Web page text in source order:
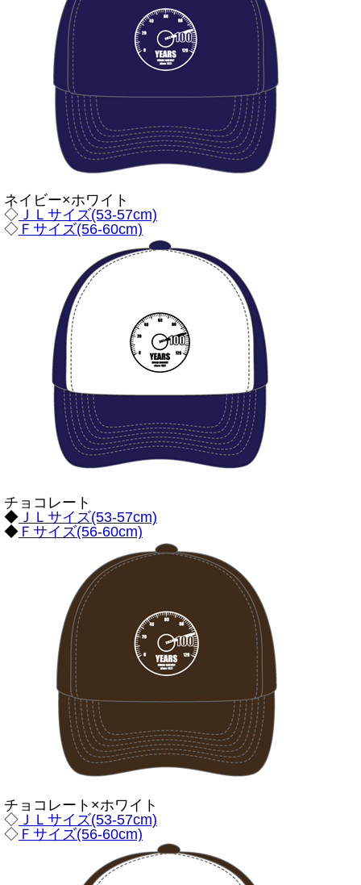
ネイビー×ホワイト
◇ ＪＬサイズ(53-57cm)
◇ Ｆサイズ(56-60cm)
チョコレート
◆ ＪＬサイズ(53-57cm)
◆ Ｆサイズ(56-60cm)
チョコレート×ホワイト
◇ ＪＬサイズ(53-57cm)
◇ Ｆサイズ(56-60cm)